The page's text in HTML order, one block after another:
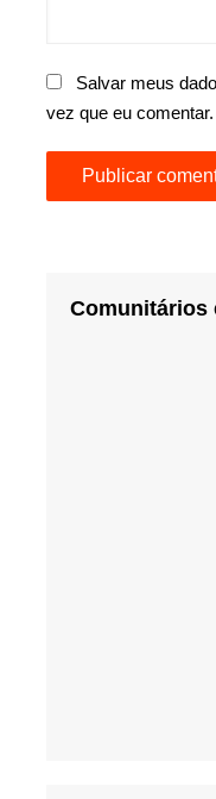
Salvar meus
vez que eu comentar.
Comunitários